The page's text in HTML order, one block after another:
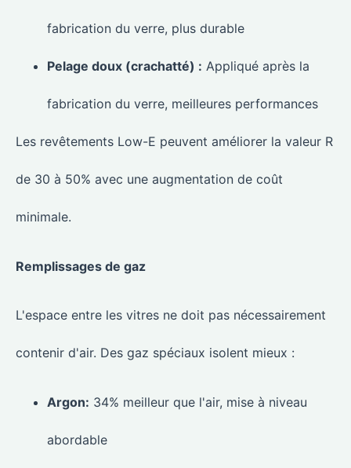
fabrication du verre, plus durable
Pelage doux (crachatté) : Appliqué après la
fabrication du verre, meilleures performances
Les revêtements Low-E peuvent améliorer la valeur R
de 30 à 50% avec une augmentation de coût
minimale.
Remplissages de gaz
L'espace entre les vitres ne doit pas nécessairement
contenir d'air. Des gaz spéciaux isolent mieux :
Argon: 34% meilleur que l'air, mise à niveau
abordable